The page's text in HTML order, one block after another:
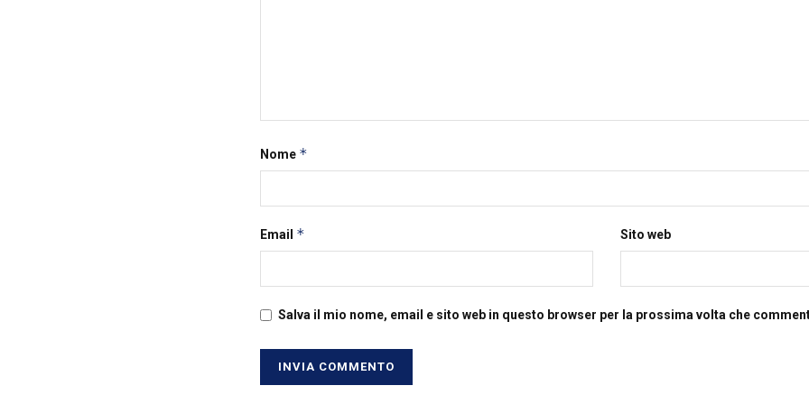
Nome *
Email * Sito web
Salva il mio nome, email e sito web in questo browser per la prossima volta che